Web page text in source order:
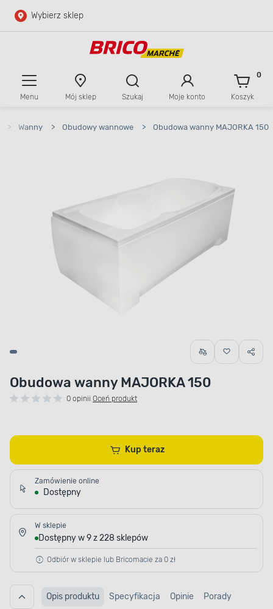
Przejdź do głównej zawartości
Wybierz sklep
Menu Mój sklep Szukaj Moje konto Koszyk
0
> Wanny > Obudowy wannowe > Obudowa wanny MAJORKA 150
Obudowa wanny MAJORKA 150
0 opinii Oceń produkt
Kup teraz
Zamówienie online
Dostępny
W sklepie
Dostępny w 9 z 228 sklepów
Odbiór w sklepie lub Bricomacie za 0 zł
Opis produktu Specyfikacja Opinie Porady